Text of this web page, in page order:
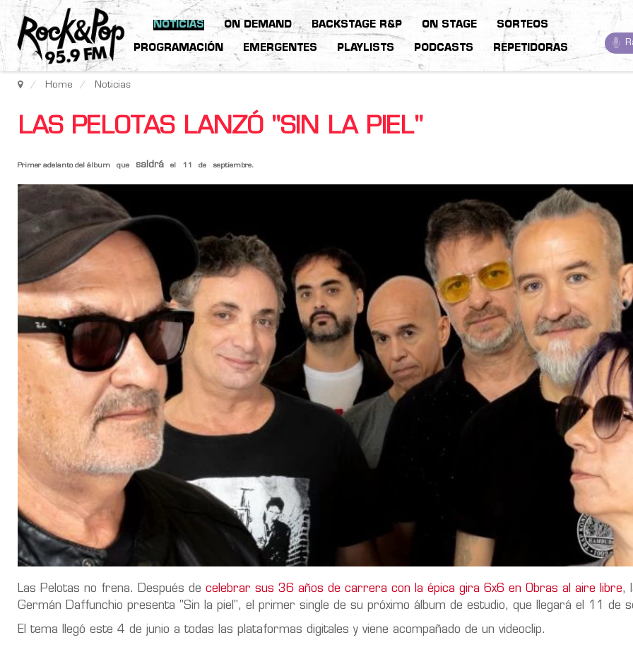
NOTICIAS ON DEMAND BACKSTAGE R&P ON STAGE SORTEOS
PROGRAMACIÓN EMERGENTES PLAYLISTS PODCASTS REPETIDORAS
Home Noticias
LAS PELOTAS LANZÓ "SIN LA PIEL"
Primer adelanto del álbum que saldrá el 11 de septiembre.
Las Pelotas no frena. Después de celebrar sus 36 años de carrera con la épica gira 6x6 en Obras al aire libre,
Germán Daffunchio presenta "Sin la piel", el primer single de su próximo álbum de estudio, que llegará el 11 de
El tema llegó este 4 de junio a todas las plataformas digitales y viene acompañado de un videoclip.